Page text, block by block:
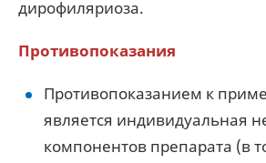
дирофиляриоза.
Противопоказания
Противопоказанием к
является индивидуальная
компонентов препарата (в